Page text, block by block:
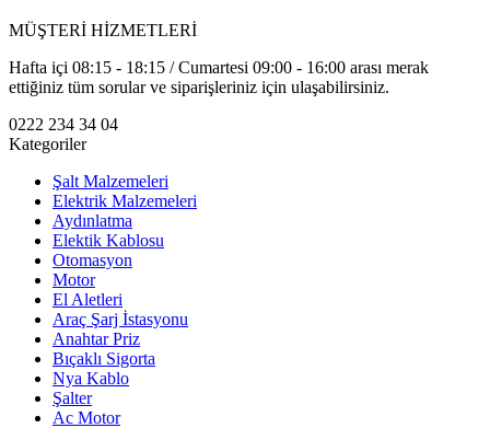
MÜŞTERİ HİZMETLERİ
Hafta içi 08:15 - 18:15 / Cumartesi 09:00 - 16:00 arası merak
ettiğiniz tüm sorular ve siparişleriniz için ulaşabilirsiniz.
0222 234 34 04
Kategoriler
Şalt Malzemeleri
Elektrik Malzemeleri
Aydınlatma
Elektik Kablosu
Otomasyon
Motor
El Aletleri
Araç Şarj İstasyonu
Anahtar Priz
Bıçaklı Sigorta
Nya Kablo
Şalter
Ac Motor